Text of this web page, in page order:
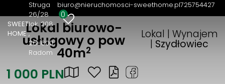
SWEET
HOME
Struga
26/28
lok. 208
26-600
Radom
biuro@nieruchomosci-sweethome.pl725754427
0
Lokal biurowo-
usługowy o pow
40m2
Lokal | Wynajem
| Szydłowiec
1 000 PLN